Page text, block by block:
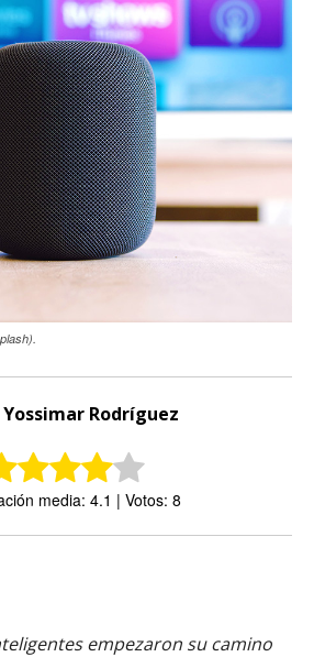
Yossimar Rodríguez
media: 4.1 | Votos: 8
empezaron su camino